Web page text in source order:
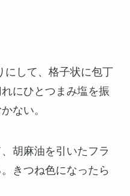
して、格子状に包丁
にひとつまみ塩を振
ない。
胡麻油を引いたフラ
きつね色になったら